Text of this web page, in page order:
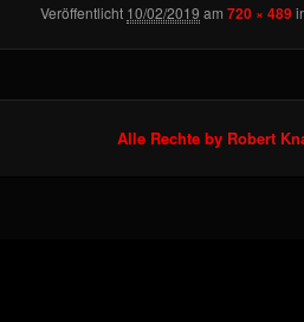
Veröffentlicht 10/02/2019 am720 × 489
Alle Rechte by Robert